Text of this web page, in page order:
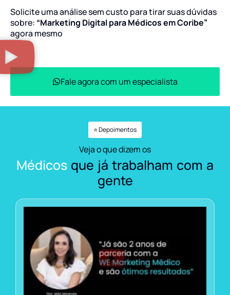
Solicite uma análise sem custo para tirar suas dúvidas
sobre: “Marketing Digital para Médicos em Coribe”
agora mesmo
Fale agora com um especialista
⭐ Depoimentos
Veja o que dizem os
Médicos que já trabalham com a
gente